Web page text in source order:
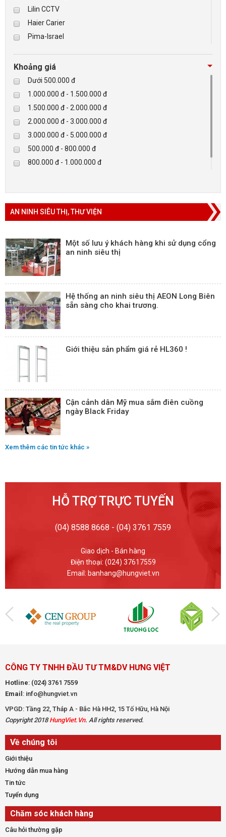
Lilin CCTV
Haier Carier
Pima-Israel
Checkpoint
Paradox-Canada
D-max
HIKVISON
Eguard
Khác
Rapiscan
Khoảng giá
Dưới 500.000 đ
1.000.000 đ - 1.500.000 đ
1.500.000 đ - 2.000.000 đ
2.000.000 đ - 3.000.000 đ
3.000.000 đ - 5.000.000 đ
500.000 đ - 800.000 đ
800.000 đ - 1.000.000 đ
AN NINH SIÊU THỊ, THƯ VIỆN
Một số lưu ý khách hàng khi sử dụng cổng
an ninh siêu thị
Hệ thống an ninh siêu thị AEON Long Biên
sẵn sàng cho khai trương.
Giới thiệu sản phẩm giá rẻ HL360 !
Cận cảnh dân Mỹ mua sắm điên cuồng
ngày Black Friday
Xem thêm các tin tức khác »
HỖ TRỢ TRỰC TUYẾN
(04) 8588 8668 - (04) 3761 7559
Giao dịch - Bán hàng
Điện thoại: (024) 37617559
Email: banhang@hungviet.vn
CÔNG TY TNHH ĐẦU TƯ TM&DV HƯNG VIỆT
Hotline: (024) 3761 7559
Email : info@hungviet.vn
VPGD: Tầng 22, Tháp A - Bắc Hà HH2, 15 Tố Hữu, Hà Nội
Copyright 2018HungViet.Vn. All rights reserved.
Về chúng tôi
Giới thiệu
Hướng dẫn mua hàng
Tin tức
Tuyển dụng
Chăm sóc khách hàng
Câu hỏi thường gặp